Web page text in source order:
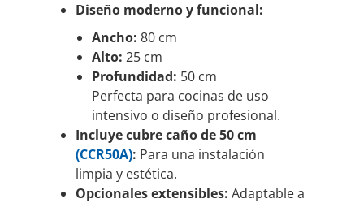
Diseño moderno y funcional:
Ancho: 80 cm
Alto: 25 cm
Profundidad: 50 cm
Perfecta para cocinas de uso
intensivo o diseño profesional.
Incluye cubre caño de 50 cm
(CCR50A): Para una instalación
limpia y estética.
Opcionales extensibles: Adaptable a